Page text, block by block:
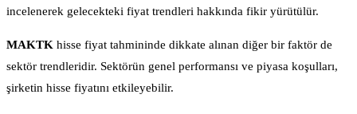
incelenerek gelecekteki fiyat trendleri hakkında fikir yürütülür.
MAKTK hisse fiyat tahmininde dikkate alınan diğer bir faktör de
sektör trendleridir. Sektörün genel performansı ve piyasa koşulları,
şirketin hisse fiyatını etkileyebilir.